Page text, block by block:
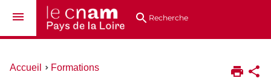
au
directsRecherche
Vous
Accueil Formations